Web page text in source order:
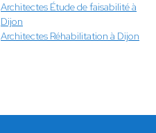
Architectes Étude de faisabilité à
Dijon
Architectes Réhabilitation à Dijon